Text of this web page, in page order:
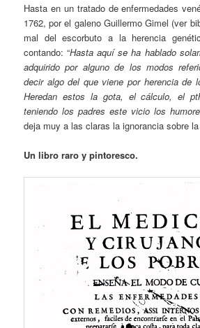
Hasta en un tratado de enfermedades
1762, por el galeno Guillermo Gimel (ver
mal del escorbuto a la herencia
contando: “Hasta aquí se ha hablado
adquirido por alguno de los modos
decir algo del que viene por herencia de
Heredan estos la gota, el cálculo, el
teniendo los padres este vicio los
deja muy a las claras la ignorancia sobre
Un libro raro y pintoresco.